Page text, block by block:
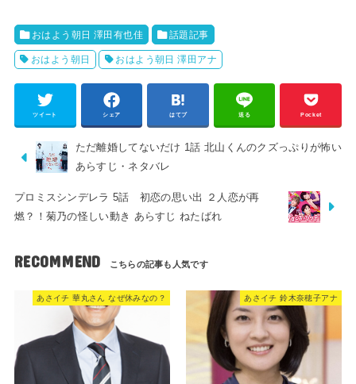
おはよう朝日 澤田有也佳 話題記事
おはよう朝日 おはよう朝日 澤田アナ
ツイート シェア はてブ 送る Pocket
ただ離婚してないだけ 1話 北山くんのクズっぷりが怖い
あらすじ・ネタバレ
プロミスシンデレラ 5話 初恋の思い出 ２人恋が再
燃？！菊乃の怪しい動き あらすじ ねたばれ
RECOMMEND
あさイチ 華丸さん なぜ休みなの？ あさイチ 鈴木奈穂子アナ